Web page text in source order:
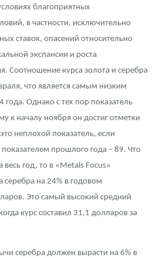
благоприятных
в частности, исключительно
ставок, опасений относительно
экспансии и роста
Соотношение курса золота и серебра
что является самым низким
года. Однако с тех пор показатель
к началу ноября он достиг отметки
неплохой показатель, если
прошлого года – 89. Что
весь год, то в «Metals Focus»
серебра на 24% в годовом
Это самый высокий средний
курс составил 31,1 долларов за
серебра должен вырасти на 6% в